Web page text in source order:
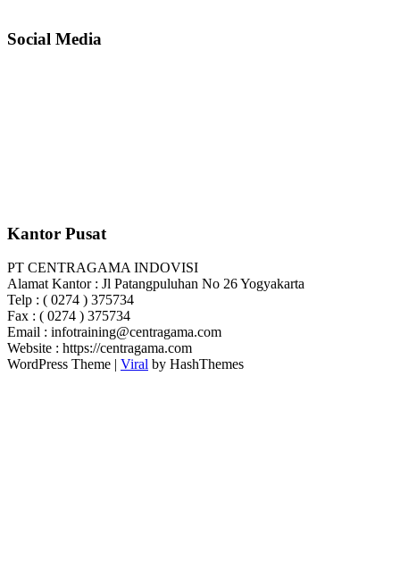
Social Media
Kantor Pusat
PT CENTRAGAMA INDOVISI
Alamat Kantor : Jl Patangpuluhan No 26 Yogyakarta
Telp : ( 0274 ) 375734
Fax : ( 0274 ) 375734
Email : infotraining@centragama.com
Website : https://centragama.com
WordPress Theme | Viral by HashThemes